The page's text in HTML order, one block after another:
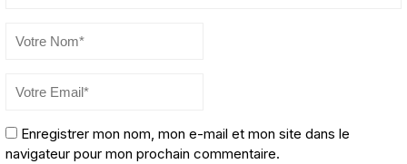
Enregistrer mon nom, mon e-mail et mon site dans le
navigateur pour mon prochain commentaire.